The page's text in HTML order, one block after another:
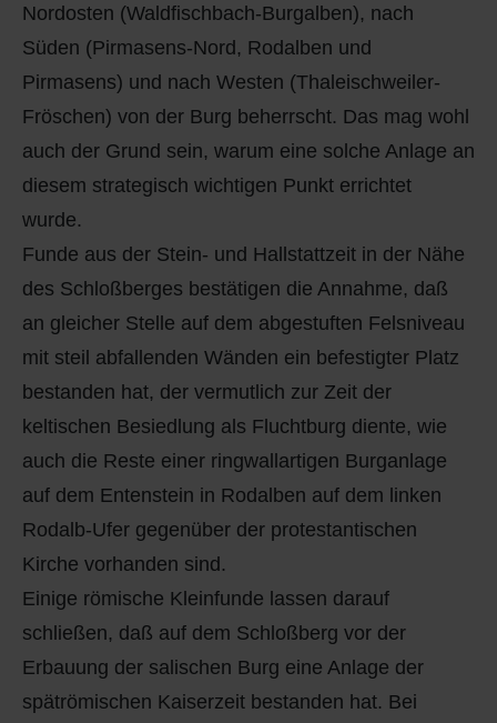
Nordosten (Waldfischbach-Burgalben), nach
Süden (Pirmasens-Nord, Rodalben und
Pirmasens) und nach Westen (Thaleischweiler-
Fröschen) von der Burg beherrscht. Das mag wohl
auch der Grund sein, warum eine solche Anlage an
diesem strategisch wichtigen Punkt errichtet
wurde.
Funde aus der Stein- und Hallstattzeit in der Nähe
des Schloßberges bestätigen die Annahme, daß
an gleicher Stelle auf dem abgestuften Felsniveau
mit steil abfallenden Wänden ein befestigter Platz
bestanden hat, der vermutlich zur Zeit der
keltischen Besiedlung als Fluchtburg diente, wie
auch die Reste einer ringwallartigen Burganlage
auf dem Entenstein in Rodalben auf dem linken
Rodalb-Ufer gegenüber der protestantischen
Kirche vorhanden sind.
Einige römische Kleinfunde lassen darauf
schließen, daß auf dem Schloßberg vor der
Erbauung der salischen Burg eine Anlage der
spätrömischen Kaiserzeit bestanden hat. Bei
T
U
W
X - Y
Verkehrsanbindung
Wohnplätze